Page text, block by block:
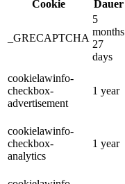
Cookie
Dauer
_GRECAPTCHA
5
months
27
days
cookielawinfo-
checkbox-
advertisement
1 year
cookielawinfo-
checkbox-
analytics
1 year